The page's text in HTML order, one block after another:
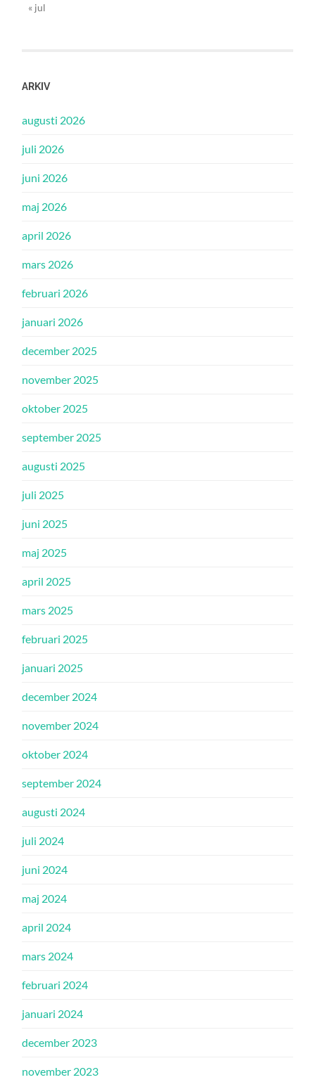
« jul
ARKIV
augusti 2026
juli 2026
juni 2026
maj 2026
april 2026
mars 2026
februari 2026
januari 2026
december 2025
november 2025
oktober 2025
september 2025
augusti 2025
juli 2025
juni 2025
maj 2025
april 2025
mars 2025
februari 2025
januari 2025
december 2024
november 2024
oktober 2024
september 2024
augusti 2024
juli 2024
juni 2024
maj 2024
april 2024
mars 2024
februari 2024
januari 2024
december 2023
november 2023